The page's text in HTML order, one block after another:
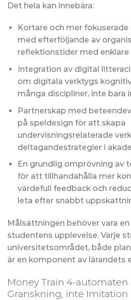
Det hela kan innebära:
Kortare och mer
med efterföljande av
reflektionstider med enklare
Integration av digital
om digitala verktygs
många discipliner, inte bara
Partnerskap med
på speldesign för att skapa
undervisningsrelaterade
deltagandestrategier i
En grundlig omprövning av
för att tillhandahålla mer
värdefull feedback och
leta efter snabbt
Målsättningen behöver vara
studentens upplevelse. Varje
universitetsområdet, både
är en komponent av lärandets
Money Train 4-
Granskning, inte Imitation